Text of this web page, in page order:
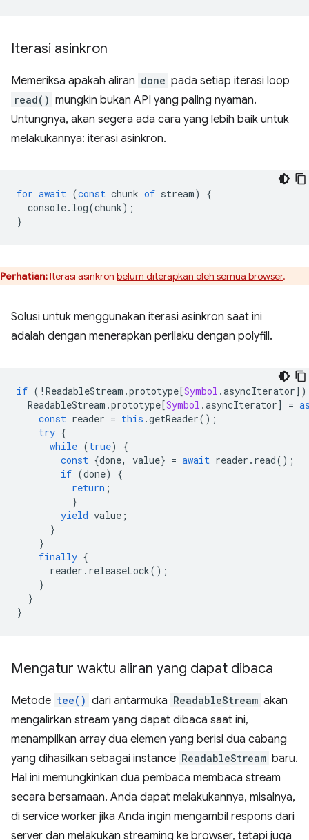
Iterasi asinkron
Memeriksa apakah aliran done pada setiap iterasi loop
read() mungkin bukan API yang paling nyaman.
Untungnya, akan segera ada cara yang lebih baik untuk
melakukannya: iterasi asinkron.
for await (const chunk of stream)
{
console. log(chunk);
}
Perhatian:Iterasi asinkron belum diterapkan oleh semua browser.
Solusi untuk menggunakan iterasi asinkron saat ini
adalah dengan menerapkan perilaku dengan polyfill.
if ( ! ReadableStream .prototype [Symbol .asyncIterator])
ReadableStream .prototype [Symbol .asyncIterator] =
const reader = this .getReader();
try {
while (true)
{
const {done, value} = await reader . read();
if (done)
{
return ;
}
yield value ;
}
}
finally {
reader . releaseLock();
}
}
}
Mengatur waktu aliran yang dapat dibaca
Metode tee() dari antarmuka ReadableStream akan
mengalirkan stream yang dapat dibaca saat ini,
menampilkan array dua elemen yang berisi dua cabang
yang dihasilkan sebagai instance ReadableStream baru.
Hal ini memungkinkan dua pembaca membaca stream
secara bersamaan. Anda dapat melakukannya, misalnya,
di service worker jika Anda ingin mengambil respons dari
server dan melakukan streaming ke browser, tetapi juga